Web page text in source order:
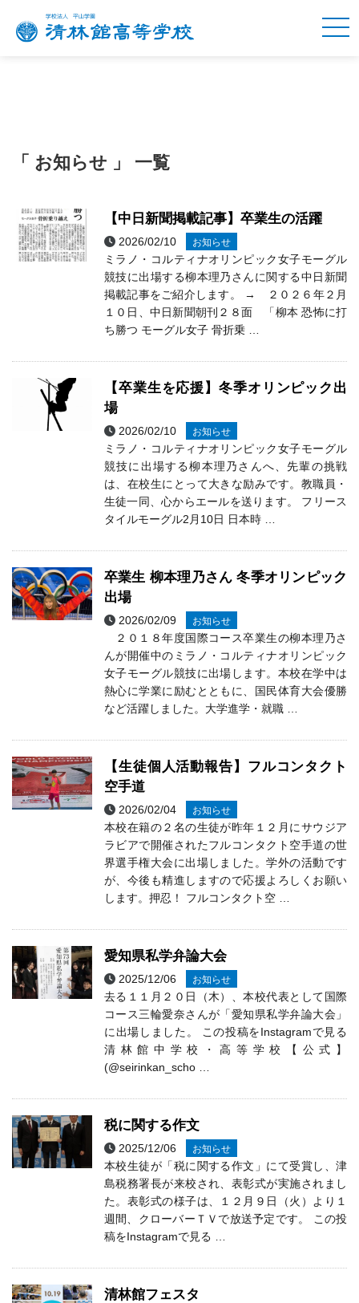
「 お知らせ 」 一覧
【中日新聞掲載記事】卒業生の活躍
2026/02/10 お知らせ
ミラノ・コルティナオリンピック女子モーグル
競技に出場する柳本理乃さんに関する中日新聞
掲載記事をご紹介します。 → ２０２６年２月
１０日、中日新聞朝刊２８面 「柳本 恐怖に打
ち勝つ モーグル女子 骨折乗 …
【卒業生を応援】冬季オリンピック出
場
2026/02/10 お知らせ
ミラノ・コルティナオリンピック女子モーグル
競技に出場する柳本理乃さんへ、先輩の挑戦
は、在校生にとって大きな励みです。教職員・
生徒一同、心からエールを送ります。 フリース
タイルモーグル2月10日 日本時 …
卒業生 柳本理乃さん 冬季オリンピック
出場
2026/02/09 お知らせ
２０１８年度国際コース卒業生の柳本理乃さ
んが開催中のミラノ・コルティナオリンピック
女子モーグル競技に出場します。本校在学中は
熱心に学業に励むとともに、国民体育大会優勝
など活躍しました。大学進学・就職 …
【生徒個人活動報告】フルコンタクト
空手道
2026/02/04 お知らせ
本校在籍の２名の生徒が昨年１２月にサウジア
ラビアで開催されたフルコンタクト空手道の世
界選手権大会に出場しました。学外の活動です
が、今後も精進しますので応援よろしくお願い
します。押忍！ フルコンタクト空 …
愛知県私学弁論大会
2025/12/06 お知らせ
去る１１月２０日（木）、本校代表として国際
コース三輪愛奈さんが「愛知県私学弁論大会」
に出場しました。 この投稿をInstagramで見る
清林館中学校・高等学校【公式】
(@seirinkan_scho …
税に関する作文
2025/12/06 お知らせ
本校生徒が「税に関する作文」にて受賞し、津
島税務署長が来校され、表彰式が実施されまし
た。表彰式の様子は、１２月９日（火）より１
週間、クローバーＴＶで放送予定です。 この投
稿をInstagramで見る …
清林館フェスタ